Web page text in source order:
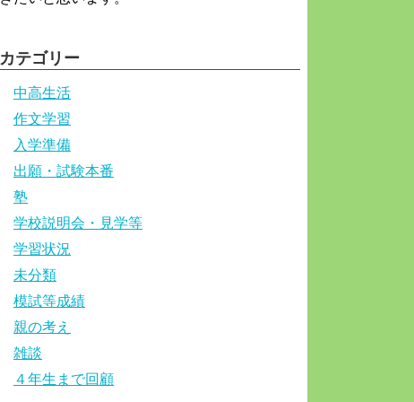
カテゴリー
中高生活
作文学習
入学準備
出願・試験本番
塾
学校説明会・見学等
学習状況
未分類
模試等成績
親の考え
雑談
４年生まで回顧